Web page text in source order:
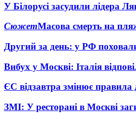
У Білорусі засудили лідера
СюжетМасова смерть на
Другий за день: у РФ
Вибух у Москві: Італія
ЄС відзавтра змінює правила
ЗМІ: У ресторані в Москві